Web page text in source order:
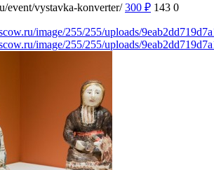
event/vystavka-konverter/ 300 ₽ 143 0
image/255/255/uploads/
image/255/255/uploads/